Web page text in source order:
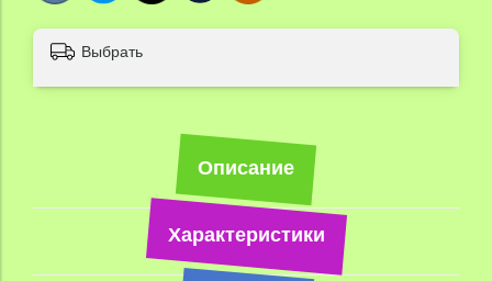
Выбрать
Описание
Характеристики